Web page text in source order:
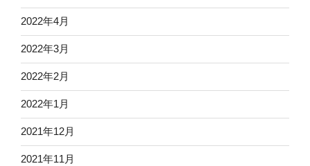
2022年4月
2022年3月
2022年2月
2022年1月
2021年12月
2021年11月